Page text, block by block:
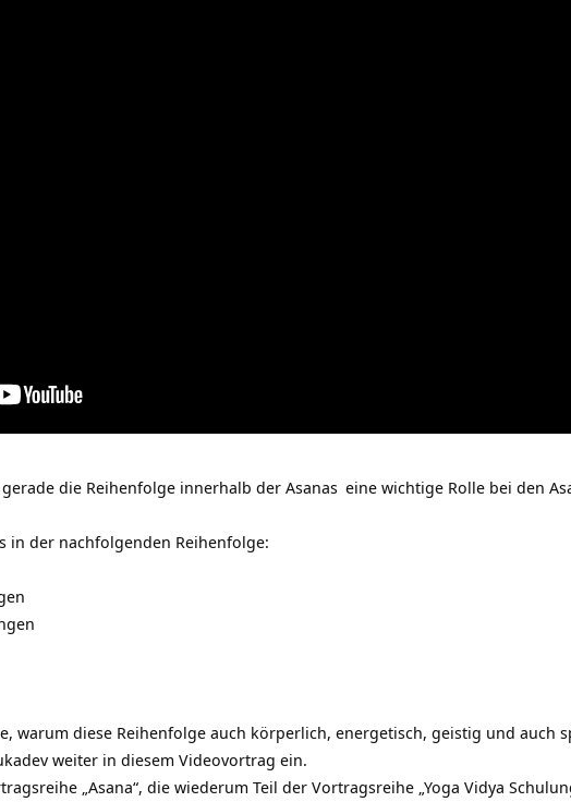
die Reihenfolge innerhalb der Asanas eine wichtige Rolle bei den
in der nachfolgenden Reihenfolge:
warum diese Reihenfolge auch körperlich, energetisch, geistig und auch
weiter in diesem Videovortrag ein.
„Asana“, die wiederum Teil der Vortragsreihe „Yoga Vidya